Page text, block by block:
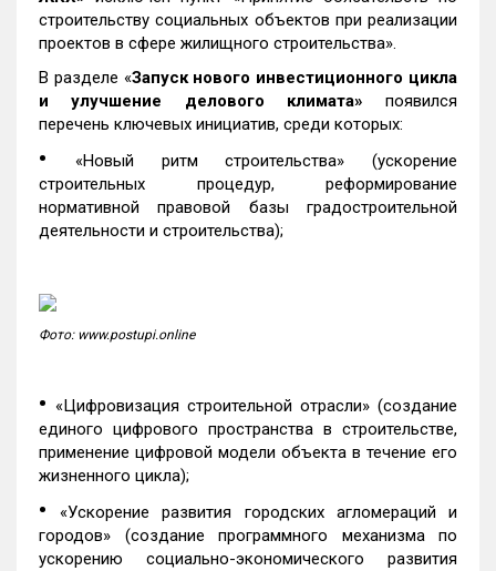
строительству социальных объектов при реализации
проектов в сфере жилищного строительства».
В разделе «Запуск нового инвестиционного цикла
и улучшение делового климата» появился
перечень ключевых инициатив, среди которых:
•
«Новый ритм строительства» (ускорение
строительных процедур, реформирование
нормативной правовой базы градостроительной
деятельности и строительства);
Фото: www.postupi.online
• «Цифровизация строительной отрасли» (создание
единого цифрового пространства в строительстве,
применение цифровой модели объекта в течение его
жизненного цикла);
•
«Ускорение развития городских агломераций и
городов» (создание программного механизма по
ускорению социально-экономического развития